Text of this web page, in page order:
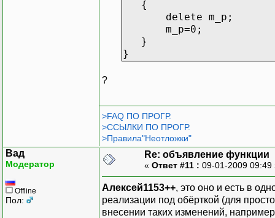
{
delete m_p;
m_p=0;
}
}
?
>FAQ ПО ПРОГР.
>ССЫЛКИ ПО ПРОГР.
>Правила"Неотложки"
Вад
Модератор
Offline
Пол:
Re: объявление функции
« Ответ #11 : 09-01-2009
Алексей1153++, это оно и есть в
реализации под обёрткой (для
внесении таких изменений,